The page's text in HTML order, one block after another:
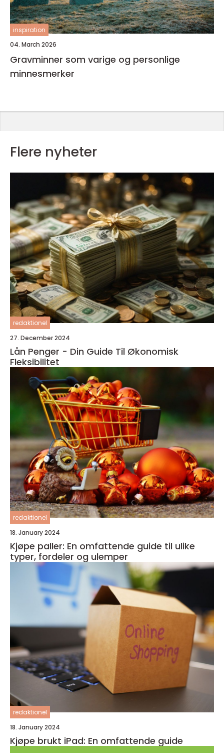
inspiration
04. March 2026
Gravminner som varige og personlige
minnesmerker
Flere nyheter
redaktionel
27. December 2024
Lån Penger - Din Guide Til Økonomisk
Fleksibilitet
redaktionel
18. January 2024
Kjøpe paller: En omfattende guide til ulike
typer, fordeler og ulemper
redaktionel
18. January 2024
Kjøpe brukt iPad: En omfattende guide